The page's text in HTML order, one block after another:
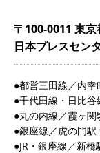
〒100-0011 東
日本プレスセン
●都営三田線／内
●千代田線・日比
●丸の内線／霞ヶ
●銀座線／虎の門
●JR・銀座線／新